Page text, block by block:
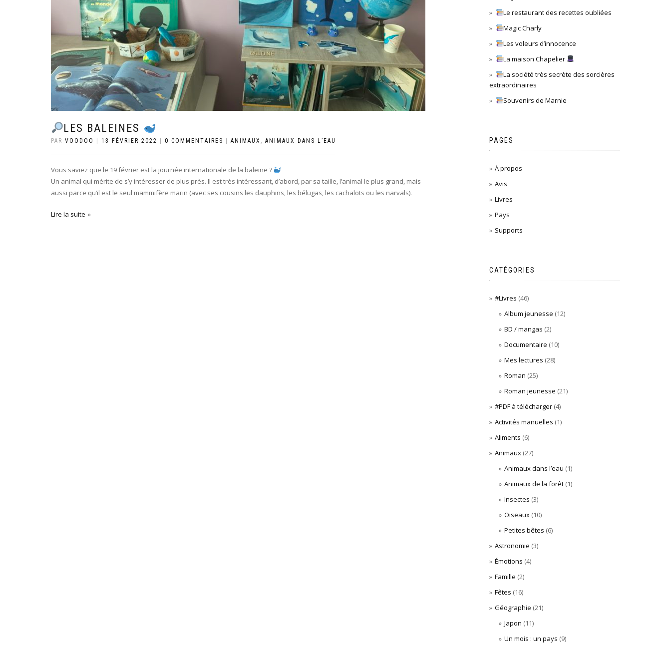
LES BALEINES
PAR VOODOO 13 FÉVRIER 2022 0 COMMENTAIRES ANIMAUX , ANIMAUX DANS L’EAU
Vous saviez que le 19 février est la journée internationale de la baleine ?
Un animal qui mérite de s’y intéresser de plus près. Il est très intéressant, d’abord, par sa taille, l’animal le plus grand, mais
aussi parce qu’il est le seul mammifère marin (avec ses cousins les dauphins, les bélugas, les cachalots ou les narvals).
Lire la suite
Le restaurant des recettes oubliées
Magic Charly
Les voleurs d’innocence
La maison Chapelier
La société très secrète des sorcières
extraordinaires
Souvenirs de Marnie
PAGES
À propos
Avis
Livres
Pays
Supports
CATÉGORIES
#Livres (46)
Album jeunesse (12)
BD / mangas (2)
Documentaire (10)
Mes lectures (28)
Roman (25)
Roman jeunesse (21)
#PDF à télécharger(4)
Activités manuelles (1)
Aliments (6)
Animaux(27)
Animaux dans l’eau (1)
Animaux de la forêt (1)
Insectes (3)
Oiseaux (10)
Petites bêtes (6)
Astronomie (3)
Émotions (4)
Famille (2)
Fêtes (16)
Géographie (21)
Japon (11)
Un mois : un pays (9)